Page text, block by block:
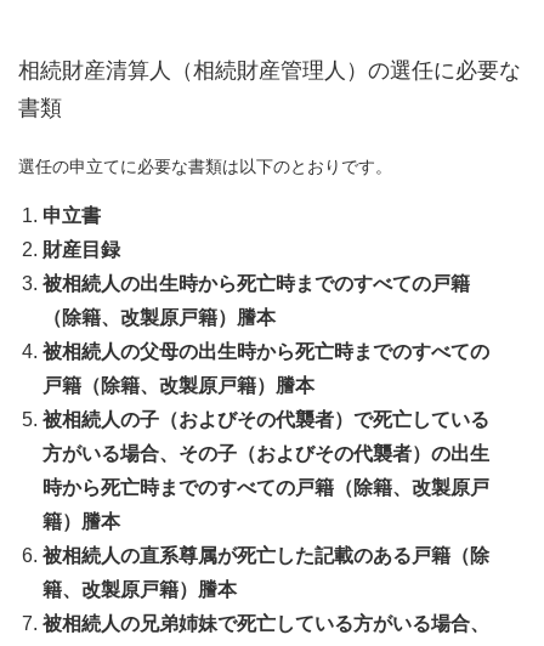
相続財産清算人（相続財産管理人）の選任に必要な
書類
選任の申立てに必要な書類は以下のとおりです。
申立書
財産目録
被相続人の出生時から死亡時までのすべての戸籍
（除籍、改製原戸籍）謄本
被相続人の父母の出生時から死亡時までのすべての
戸籍（除籍、改製原戸籍）謄本
被相続人の子（およびその代襲者）で死亡している
方がいる場合、その子（およびその代襲者）の出生
時から死亡時までのすべての戸籍（除籍、改製原戸
籍）謄本
被相続人の直系尊属が死亡した記載のある戸籍（除
籍、改製原戸籍）謄本
被相続人の兄弟姉妹で死亡している方がいる場合、